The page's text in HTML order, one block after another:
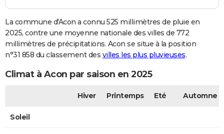
La commune d'Acon a connu 525 millimètres de pluie en
2025, contre une moyenne nationale des villes de 772
millimètres de précipitations. Acon se situe à la position
n°31 858 du classement des villes les plus pluvieuses.
Climat à Acon par saison en 2025
Hiver Printemps Eté Automne
Soleil